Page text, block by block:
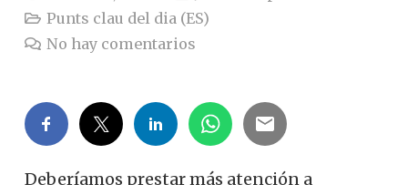
Punts clau del dia (ES)
No hay comentarios
Deberíamos prestar más atención a